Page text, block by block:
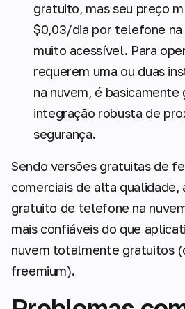
gratuito, mas seu preço
$0,03/dia por telefone na
muito acessível. Para
requerem uma ou duas
na nuvem, é
integração robusta de
segurança.
Sendo versões gratuitas de
comerciais de alta
gratuito de telefone na
mais confiáveis do que
nuvem totalmente gratuitos
freemium).